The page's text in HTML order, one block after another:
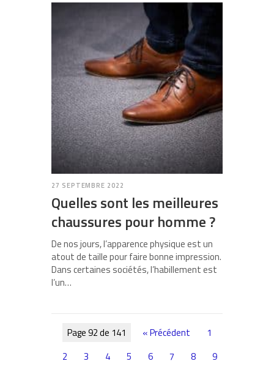
27 SEPTEMBRE 2022
Quelles sont les meilleures
chaussures pour homme ?
De nos jours, l’apparence physique est un
atout de taille pour faire bonne impression.
Dans certaines sociétés, l’habillement est
l’un…
Page 92 de 141 « Précédent
1
2
3 4 5 6 7 8
9